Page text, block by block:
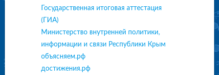
Государственная итоговая аттестация
(ГИА)
Министерство внутренней политики,
информации и связи Республики Крым
объясняем.рф
достижения.рф